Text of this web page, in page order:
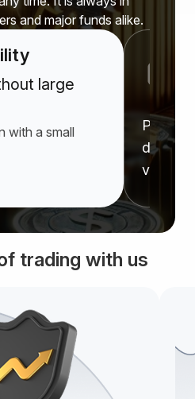
and major funds alike.
large
with a small
Prices
value
trading with us